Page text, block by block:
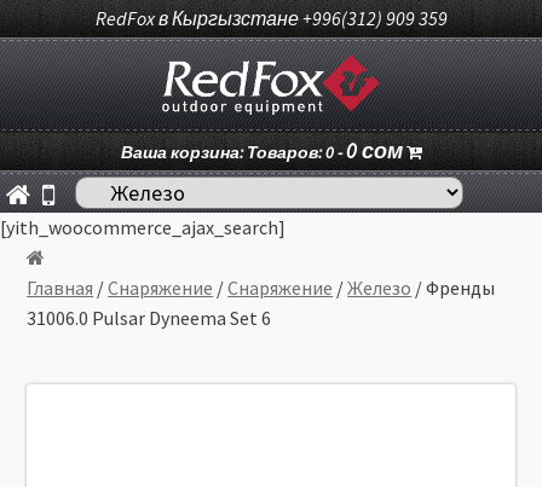
RedFox в Кыргызстане +996(312) 909 359
Ваша корзина: Товаров: 0 -0сом
[yith_woocommerce_ajax_search]
Главная /Снаряжение /Снаряжение /Железо / Френды
31006.0 Pulsar Dyneema Set 6